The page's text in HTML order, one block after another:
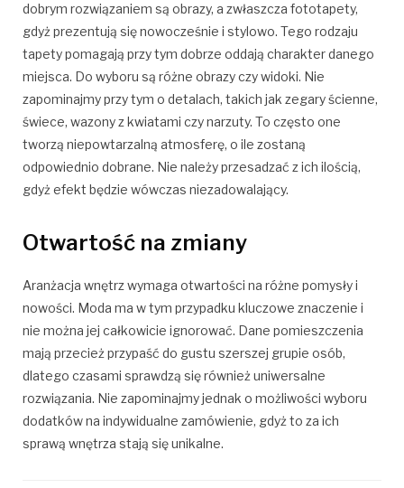
dobrym rozwiązaniem są obrazy, a zwłaszcza fototapety,
gdyż prezentują się nowocześnie i stylowo. Tego rodzaju
tapety pomagają przy tym dobrze oddają charakter danego
miejsca. Do wyboru są różne obrazy czy widoki. Nie
zapominajmy przy tym o detalach, takich jak zegary ścienne,
świece, wazony z kwiatami czy narzuty. To często one
tworzą niepowtarzalną atmosferę, o ile zostaną
odpowiednio dobrane. Nie należy przesadzać z ich ilością,
gdyż efekt będzie wówczas niezadowalający.
Otwartość na zmiany
Aranżacja wnętrz wymaga otwartości na różne pomysły i
nowości. Moda ma w tym przypadku kluczowe znaczenie i
nie można jej całkowicie ignorować. Dane pomieszczenia
mają przecież przypaść do gustu szerszej grupie osób,
dlatego czasami sprawdzą się również uniwersalne
rozwiązania. Nie zapominajmy jednak o możliwości wyboru
dodatków na indywidualne zamówienie, gdyż to za ich
sprawą wnętrza stają się unikalne.